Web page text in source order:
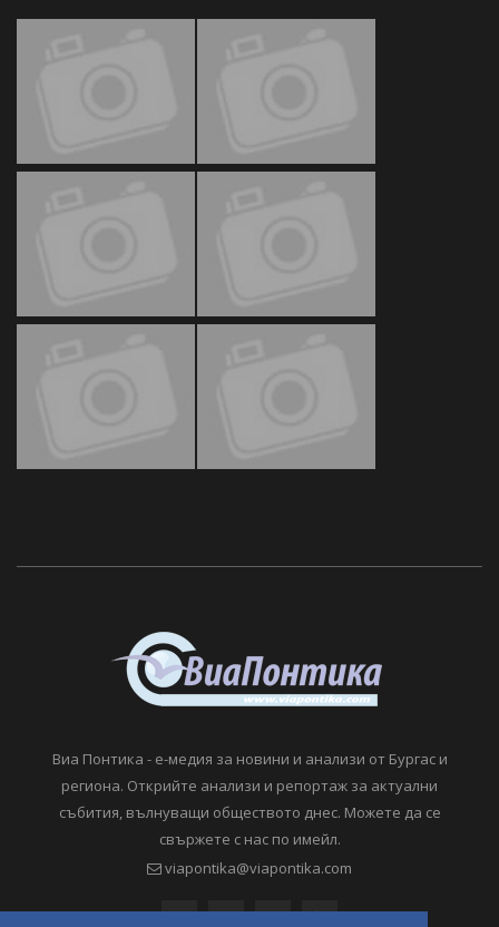
Виа Понтика - е-медия за новини и анализи от Бургас и
региона. Открийте анализи и репортаж за актуални
събития, вълнуващи обществото днес. Можете да се
свържете с нас по имейл.
viapontika@viapontika.com